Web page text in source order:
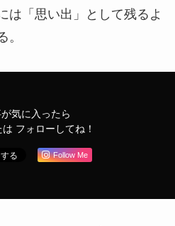
は「思い出」として残るよ
。
気に入ったら
フォローしてね！
Follow Me